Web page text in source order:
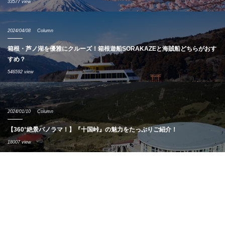
33577 view
2024/04/08 Column
箱根・芦ノ湖を優雅にクルーズ！箱根遊船SORAKAZEと海賊船どちらがおす
すめ？
546592 view
2024/01/10 Column
【360°絶景パノラマ！】『十国峠』の魅力をたっぷりご紹介！
18007 view